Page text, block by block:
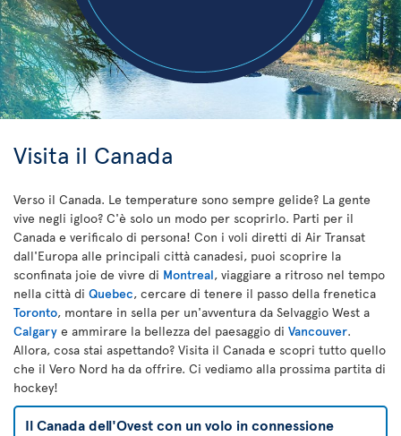
Visita il Canada
Verso il Canada. Le temperature sono sempre gelide? La gente
vive negli igloo? C'è solo un modo per scoprirlo. Parti per il
Canada e verificalo di persona! Con i voli diretti di Air Transat
dall'Europa alle principali città canadesi, puoi scoprire la
sconfinata joie de vivre di Montreal, viaggiare a ritroso nel tempo
nella città di Quebec, cercare di tenere il passo della frenetica
Toronto, montare in sella per un'avventura da Selvaggio West a
Calgary e ammirare la bellezza del paesaggio di Vancouver.
Allora, cosa stai aspettando? Visita il Canada e scopri tutto quello
che il Vero Nord ha da offrire. Ci vediamo alla prossima partita di
hockey!
Il Canada dell'Ovest con un volo in connessione